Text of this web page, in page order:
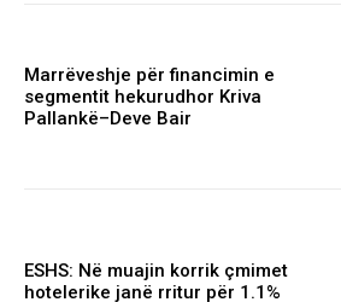
Marrëveshje për financimin e
segmentit hekurudhor Kriva
Pallankë–Deve Bair
ESHS: Në muajin korrik çmimet
hotelerike janë rritur për 1.1%